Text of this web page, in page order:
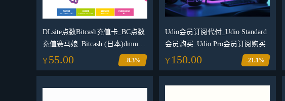
DLsite点数Bitcash充值卡_BC点数
充值赛马娘_Bitcash (日本)dmm充
值
￥ 55.00 -8.3%
Udio会员订阅代付_Udio Standard
会员购买_Udio Pro会员订阅购买
￥ 150.00 -21.1%